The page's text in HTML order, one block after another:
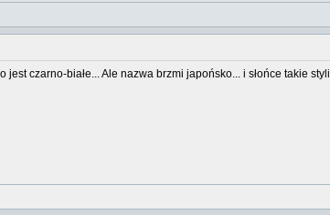
czarno-białe... Ale nazwa brzmi japońsko... i słońce takie